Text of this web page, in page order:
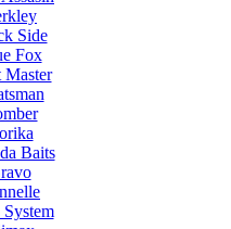
Side
Fox
Master
Baits